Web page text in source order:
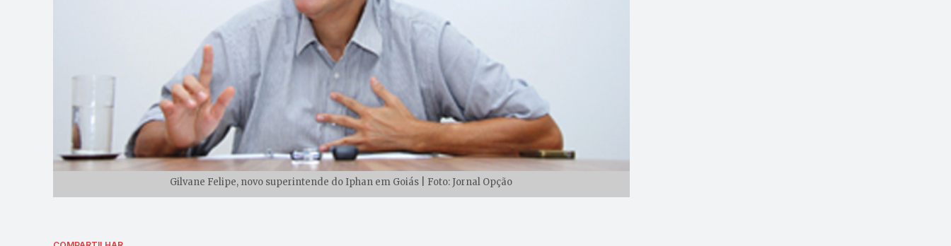
Gilvane Felipe, novo superintende do Iphan em Goiás | Foto: Jornal Opção